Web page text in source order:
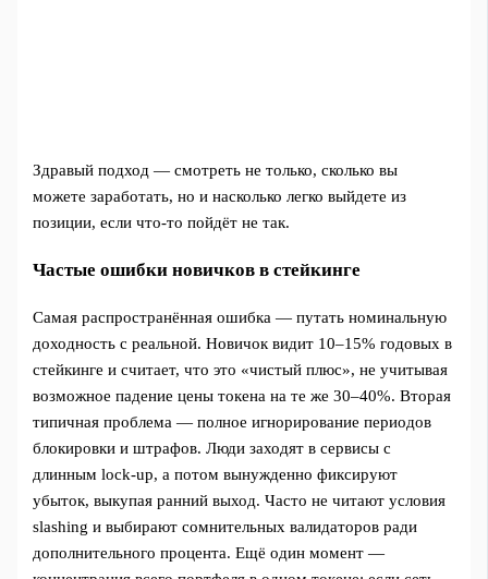
Здравый подход — смотреть не только, сколько вы
можете заработать, но и насколько легко выйдете из
позиции, если что‑то пойдёт не так.
Частые ошибки новичков в стейкинге
Самая распространённая ошибка — путать номинальную
доходность с реальной. Новичок видит 10–15% годовых в
стейкинге и считает, что это «чистый плюс», не учитывая
возможное падение цены токена на те же 30–40%. Вторая
типичная проблема — полное игнорирование периодов
блокировки и штрафов. Люди заходят в сервисы с
длинным lock‑up, а потом вынужденно фиксируют
убыток, выкупая ранний выход. Часто не читают условия
slashing и выбирают сомнительных валидаторов ради
дополнительного процента. Ещё один момент —